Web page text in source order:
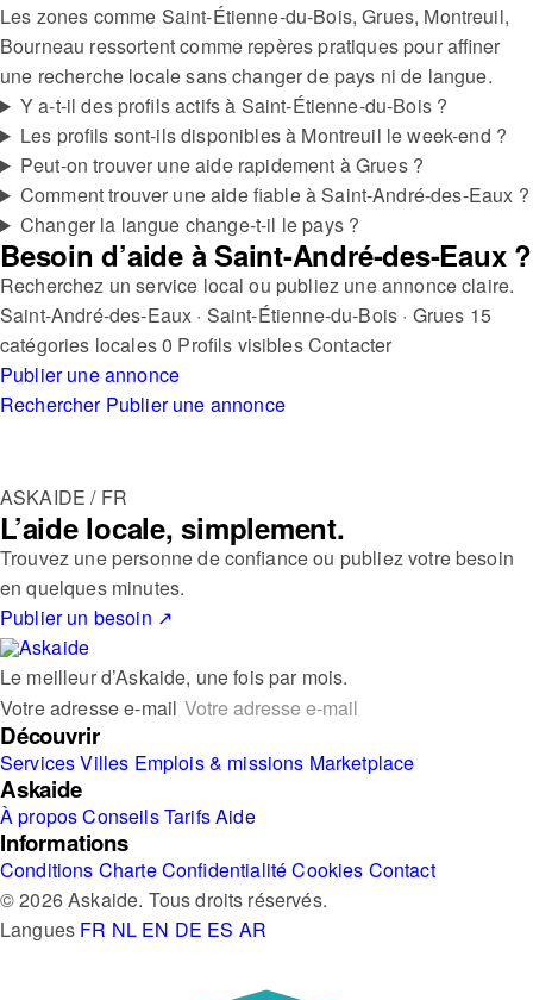
Les zones comme Saint-Étienne-du-Bois, Grues, Montreuil,
Bourneau ressortent comme repères pratiques pour affiner
une recherche locale sans changer de pays ni de langue.
Y a-t-il des profils actifs à Saint-Étienne-du-Bois ?
Les profils sont-ils disponibles à Montreuil le week-end ?
Peut-on trouver une aide rapidement à Grues ?
Comment trouver une aide fiable à Saint-André-des-Eaux ?
Changer la langue change-t-il le pays ?
Besoin d’aide à Saint-André-des-Eaux ?
Recherchez un service local ou publiez une annonce claire.
Saint-André-des-Eaux · Saint-Étienne-du-Bois · Grues 15
catégories locales0 Profils visiblesContacter
Publier une annonce
Rechercher Publier une annonce
ASKAIDE / FR
L’aide locale, simplement.
Trouvez une personne de confiance ou publiez votre besoin
en quelques minutes.
Publier un besoin ↗
Le meilleur d’Askaide, une fois par mois.
Votre adresse e-mail
Découvrir
ServicesVilles Emplois & missions Marketplace
Askaide
À proposConseilsTarifsAide
Informations
Conditions CharteConfidentialitéCookies Contact
© 2026 Askaide. Tous droits réservés.
Langues FR NL EN DE ES AR